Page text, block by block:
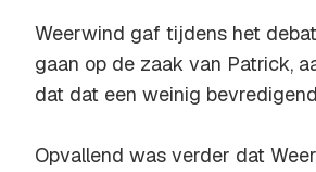
Weerwind gaf tijdens het
gaan op de zaak van Patrick,
dat dat een weinig
Opvallend was verder dat